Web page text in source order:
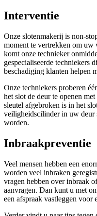
Interventie
Onze slotenmakerij is non-
moment te vertrekken om
komt onze technieker
gespecialiseerde techniekers
beschadiging klanten helpen
Onze techniekers proberen
het slot de deur te openen
sleutel afgebroken is in het
veiligheidscilinder in uw deur
worden.
Inbraakpreventie
Veel mensen hebben een
worden veel inbraken
vragen hebben over inbraak
aanvragen. Dan kunt u met
een afspraak vastleggen voor